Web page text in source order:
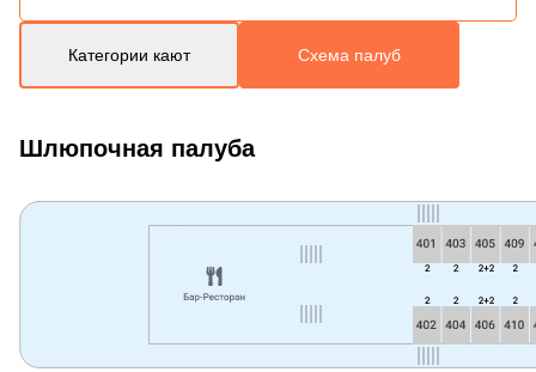
Категории кают Схема палуб
Шлюпочная палуба